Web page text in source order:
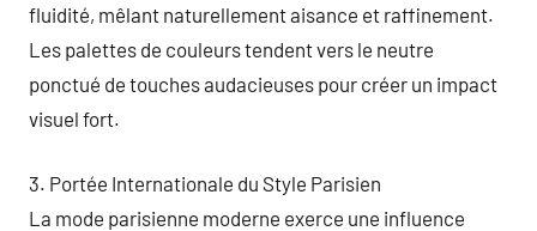
fluidité, mêlant naturellement aisance et raffinement.
Les palettes de couleurs tendent vers le neutre
ponctué de touches audacieuses pour créer un impact
visuel fort.
3. Portée Internationale du Style Parisien
La mode parisienne moderne exerce une influence